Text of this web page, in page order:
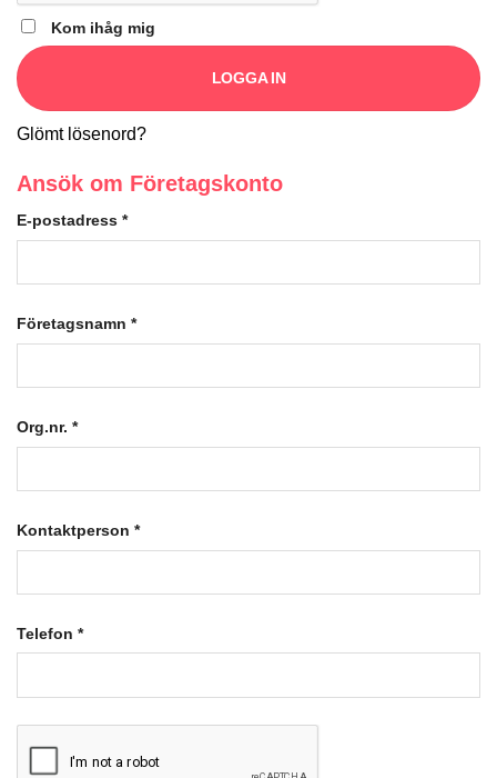
Kom ihåg mig
LOGGA IN
Glömt lösenord?
Ansök om Företagskonto
E-postadress *
Företagsnamn *
Org.nr. *
Kontaktperson *
Telefon *